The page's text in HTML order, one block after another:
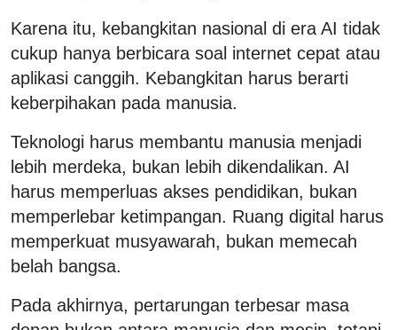
Karena itu, kebangkitan nasional di era AI tidak
cukup hanya berbicara soal internet cepat atau
aplikasi canggih. Kebangkitan harus berarti
keberpihakan pada manusia.
Teknologi harus membantu manusia menjadi
lebih merdeka, bukan lebih dikendalikan. AI
harus memperluas akses pendidikan, bukan
memperlebar ketimpangan. Ruang digital harus
memperkuat musyawarah, bukan memecah
belah bangsa.
Pada akhirnya, pertarungan terbesar masa